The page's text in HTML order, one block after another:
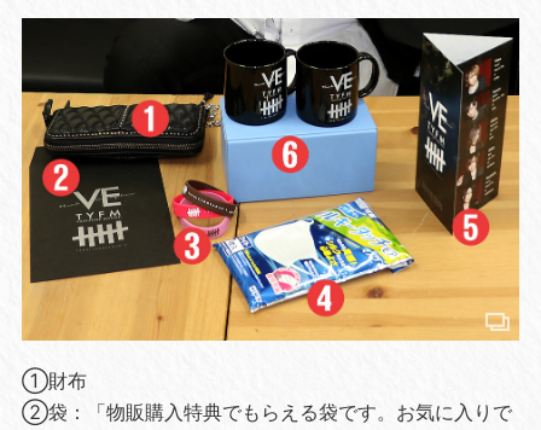
①財布
②袋：「物販購入特典でもらえる袋です。お気に入りで